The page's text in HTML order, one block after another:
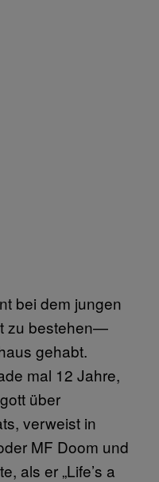
bei dem jungen
zu bestehen—
gehabt.
mal 12 Jahre,
über
verweist in
MF Doom und
als er „Life’s a